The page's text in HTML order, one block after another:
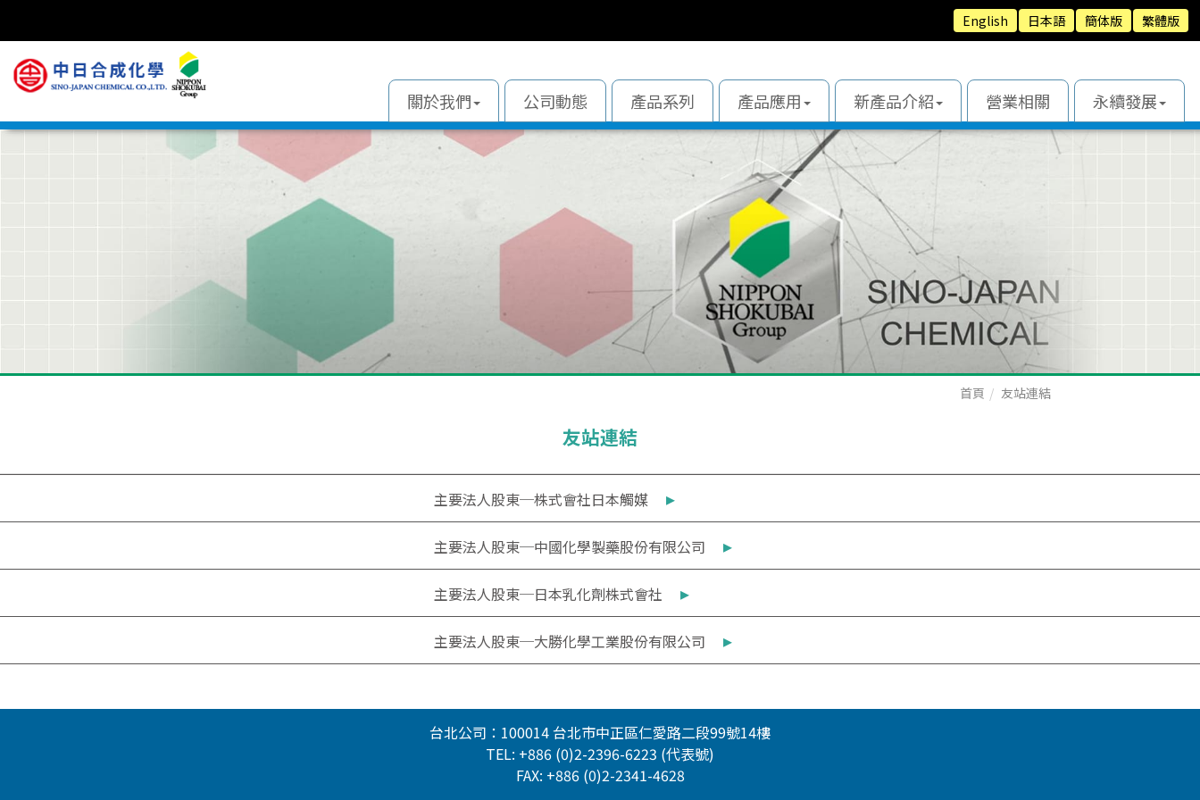
English 日本語 簡体版 繁體版
關於我們 公司動態 產品系列 產品應用 新產品介紹 營業相關 永續發展
首頁 友站連結
友站連結
主要法人股東─株式會社日本觸媒 ▸
主要法人股東─中國化學製藥股份有限公司 ▸
主要法人股東─日本乳化劑株式會社 ▸
主要法人股東─大勝化學工業股份有限公司 ▸
台北公司：100014 台北市中正區仁愛路二段99號14樓
TEL: +886 (0)2-2396-6223 (代表號)
FAX: +886 (0)2-2341-4628